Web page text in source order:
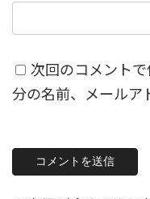
次回のコメント
分の名前、メールア